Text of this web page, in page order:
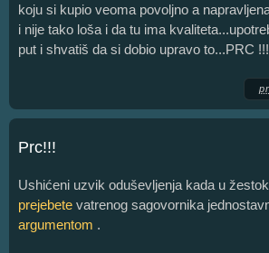
koju si kupio veoma povoljno a
i nije tako loša i da tu ima
put i shvatiš da si dobio upravo to...PRC !!!
Prc!!!
Ushićeni uzvik oduševljenja kada u
prejebete vatrenog sagovornika
argumentom .